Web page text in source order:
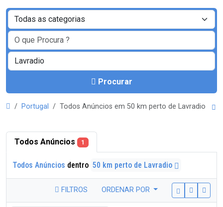
Procurar
Portugal Todos Anúncios em 50 km perto de Lavradio
Todos Anúncios 1
Todos Anúncios dentro 50 km perto de Lavradio
FILTROS ORDENAR POR